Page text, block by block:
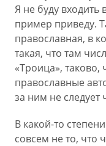
Я не буду входить
пример приведу.
православная, в
такая, что там
«Троица», таково,
православные
за ним не следует
В какой-то
совсем не то, что